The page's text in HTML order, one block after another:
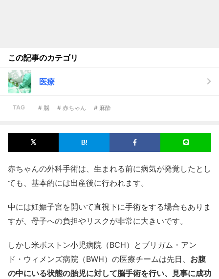
この記事のカテゴリ
医療
TAG # 脳 # 赤ちゃん # 麻酔
赤ちゃんの外科手術は、生まれる前に病気が発覚したとし
ても、基本的には出産後に行われます。
中には妊娠子宮を開いて直視下に手術をする場合もありま
すが、母子への負担やリスクが非常に大きいです。
しかし米ボストン小児病院（BCH）とブリガム・アン
ド・ウィメンズ病院（BWH）の医療チームは先日、 お腹
の中にいる状態の胎児に対して脳手術を行い、見事に成功